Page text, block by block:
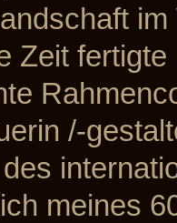
Zeit
/-
meines